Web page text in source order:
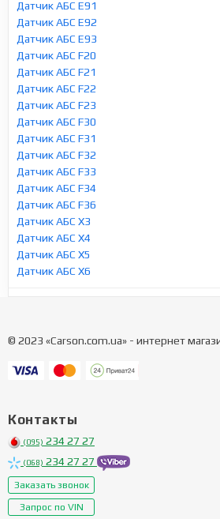
Датчик АБС E91
Датчик АБС E92
Датчик АБС E93
Датчик АБС F20
Датчик АБС F21
Датчик АБС F22
Датчик АБС F23
Датчик АБС F30
Датчик АБС F31
Датчик АБС F32
Датчик АБС F33
Датчик АБС F34
Датчик АБС F36
Датчик АБС X3
Датчик АБС X4
Датчик АБС X5
Датчик АБС X6
© 2023 «Carson.com.ua» - интернет
Контакты
(095) 234 27 27
(068) 234 27 27
Заказать звонок
Запрос по VIN